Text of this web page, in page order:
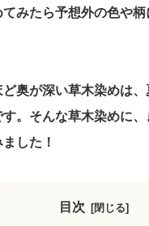
みたら予想外の色や
奥が深い草木染めは
す。そんな草木染めに
した！
目次